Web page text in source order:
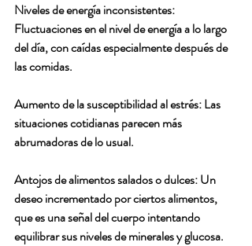
Niveles de energía inconsistentes:
Fluctuaciones en el nivel de energía a lo largo
del día, con caídas especialmente después de
las comidas.
Aumento de la susceptibilidad al estrés: Las
situaciones cotidianas parecen más
abrumadoras de lo usual.
Antojos de alimentos salados o dulces: Un
deseo incrementado por ciertos alimentos,
que es una señal del cuerpo intentando
equilibrar sus niveles de minerales y glucosa.